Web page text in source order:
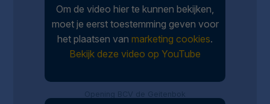
Om de video hier te kunnen bekijken,
moet je eerst toestemming geven voor
het plaatsen van marketing cookies.
Bekijk deze video op YouTube